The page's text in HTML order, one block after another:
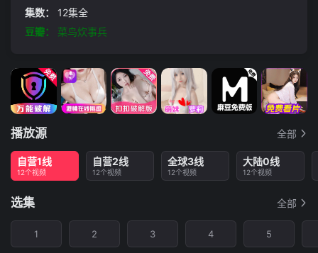
集数：
12集全
豆瓣：
菜鸟炊事兵
播放源 全部
自营1线
12个视频
自营2线
12个视频
全球3线
12个视频
大陆0线
12个视频
选集 全部
1 2 3 4 5